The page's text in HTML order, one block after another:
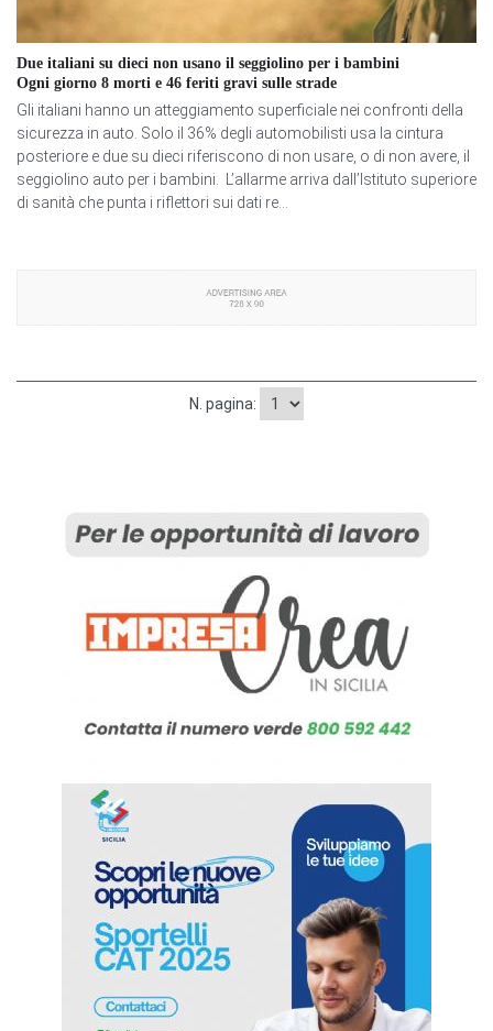
Due italiani su dieci non usano il seggiolino per i bambini
Ogni giorno 8 morti e 46 feriti gravi sulle strade
Gli italiani hanno un atteggiamento superficiale nei confronti della
sicurezza in auto. Solo il 36% degli automobilisti usa la cintura
posteriore e due su dieci riferiscono di non usare, o di non avere, il
seggiolino auto per i bambini. L’allarme arriva dall’Istituto superiore
di sanità che punta i riflettori sui dati re...
N. pagina: